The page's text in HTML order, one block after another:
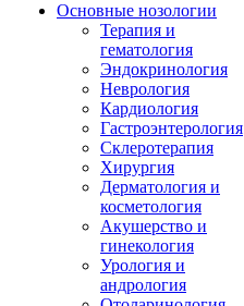
Основные нозологии
Терапия и
гематология
Эндокринология
Неврология
Кардиология
Гастроэнтерология
Склеротерапия
Хирургия
Дерматология и
косметология
Акушерство и
гинекология
Урология и
андрология